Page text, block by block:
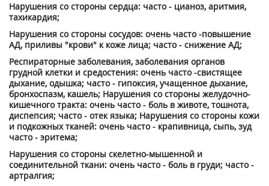
Нарушения со стороны сердца: часто - цианоз, аритмия,
тахикардия;
Нарушения со стороны сосудов: очень часто -повышение
АД, приливы "крови" к коже лица; часто - снижение АД;
Респираторные заболевания, заболевания органов
грудной клетки и средостения: очень часто -свистящее
дыхание, одышка; часто - гипоксия, учащенное дыхание,
бронхоспазм, кашель; Нарушения со стороны желудочно-
кишечного тракта: очень часто - боль в животе, тошнота,
диспепсия; часто - отек языка; Нарушения со стороны кожи
и подкожных тканей: очень часто - крапивница, сыпь, зуд
часто - эритема;
Нарушения со стороны скелетно-мышенной и
соединительной ткани: очень часто - боль в груди; часто -
артралгия;